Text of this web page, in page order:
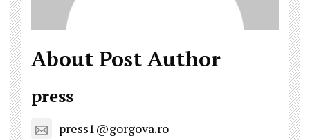
About Post Author
press
press1@gorgova.ro